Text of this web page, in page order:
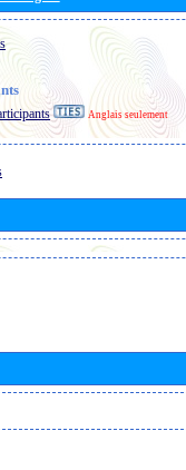
Anglais seulement